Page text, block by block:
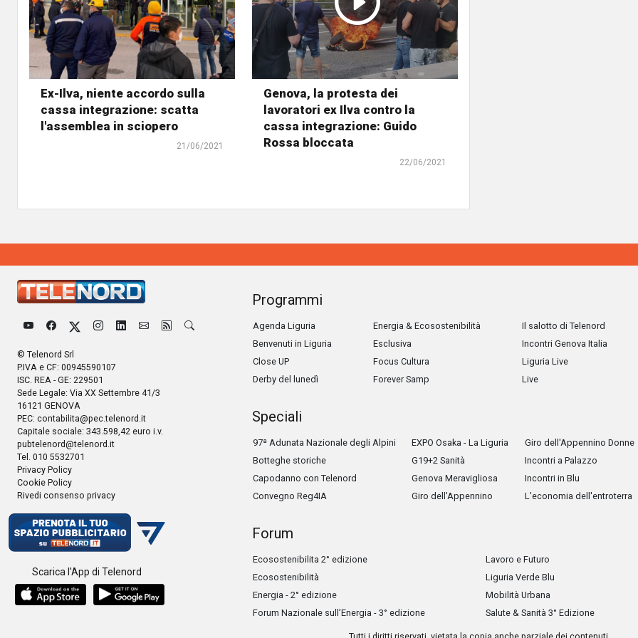
Ex-Ilva, niente accordo sulla
cassa integrazione: scatta
l'assemblea in sciopero
21/06/2021
Genova, la protesta dei
lavoratori ex Ilva contro la
cassa integrazione: Guido
Rossa bloccata
22/06/2021
© Telenord Srl
P.IVA e CF: 00945590107
ISC. REA - GE: 229501
Sede Legale: Via XX Settembre 41/3
16121 GENOVA
PEC: contabilita@pec.telenord.it
Capitale sociale: 343.598,42 euro i.v.
pubtelenord@telenord.it
Tel. 010 5532701
Privacy Policy
Cookie Policy
Rivedi consenso privacy
Scarica l'App di Telenord
Programmi
Agenda Liguria
Benvenuti in Liguria
Close UP
Derby del lunedì
Energia & Ecosostenibilità
Esclusiva
Focus Cultura
Forever Samp
Il salotto di Telenord
Incontri Genova Italia
Liguria Live
Live
Speciali
97ª Adunata Nazionale degli Alpini
Botteghe storiche
Capodanno con Telenord
Convegno Reg4IA
EXPO Osaka - La Liguria
G19+2 Sanità
Genova Meravigliosa
Giro dell'Appennino
Giro dell'Appennino Donne
Incontri a Palazzo
Incontri in Blu
L'economia dell'entroterra
Forum
Ecosostenibilita 2° edizione
Ecosostenibilità
Energia - 2° edizione
Forum Nazionale sull’Energia - 3° edizione
Lavoro e Futuro
Liguria Verde Blu
Mobilità Urbana
Salute & Sanità 3° Edizione